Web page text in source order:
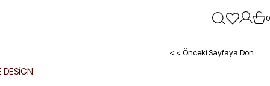
0
< < Önceki Sayfaya Dön
DESİGN